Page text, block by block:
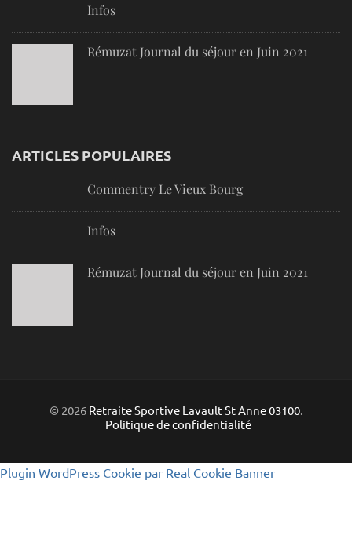
Infos
Rémuzat Journal du séjour en Juin 2021
ARTICLES POPULAIRES
Commentry Le Vieux Bourg
Infos
Rémuzat Journal du séjour en Juin 2021
© 2026 Retraite Sportive Lavault St Anne 03100.
Politique de confidentialité
Plugin WordPress Cookie par Real Cookie Banner